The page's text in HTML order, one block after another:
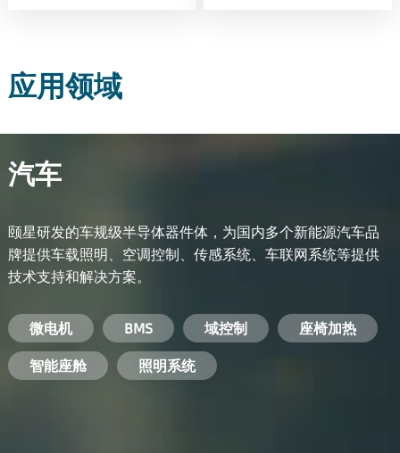
应用领域
汽车
颐星研发的车规级半导体器件体，为国内多个新能源汽车品
牌提供车载照明、空调控制、传感系统、车联网系统等提供
技术支持和解决方案。
微电机 BMS 域控制
座椅加热
智能座舱
照明系统
电池管理系统
储能逆变器
工业电焊机 变频器
电机驱动
安防摄像头
开关电源 手机充电器
服务器电源
PC电源
电脑 手机 基站 机顶盒
智能农业 智能医疗
智能交通
智能家居